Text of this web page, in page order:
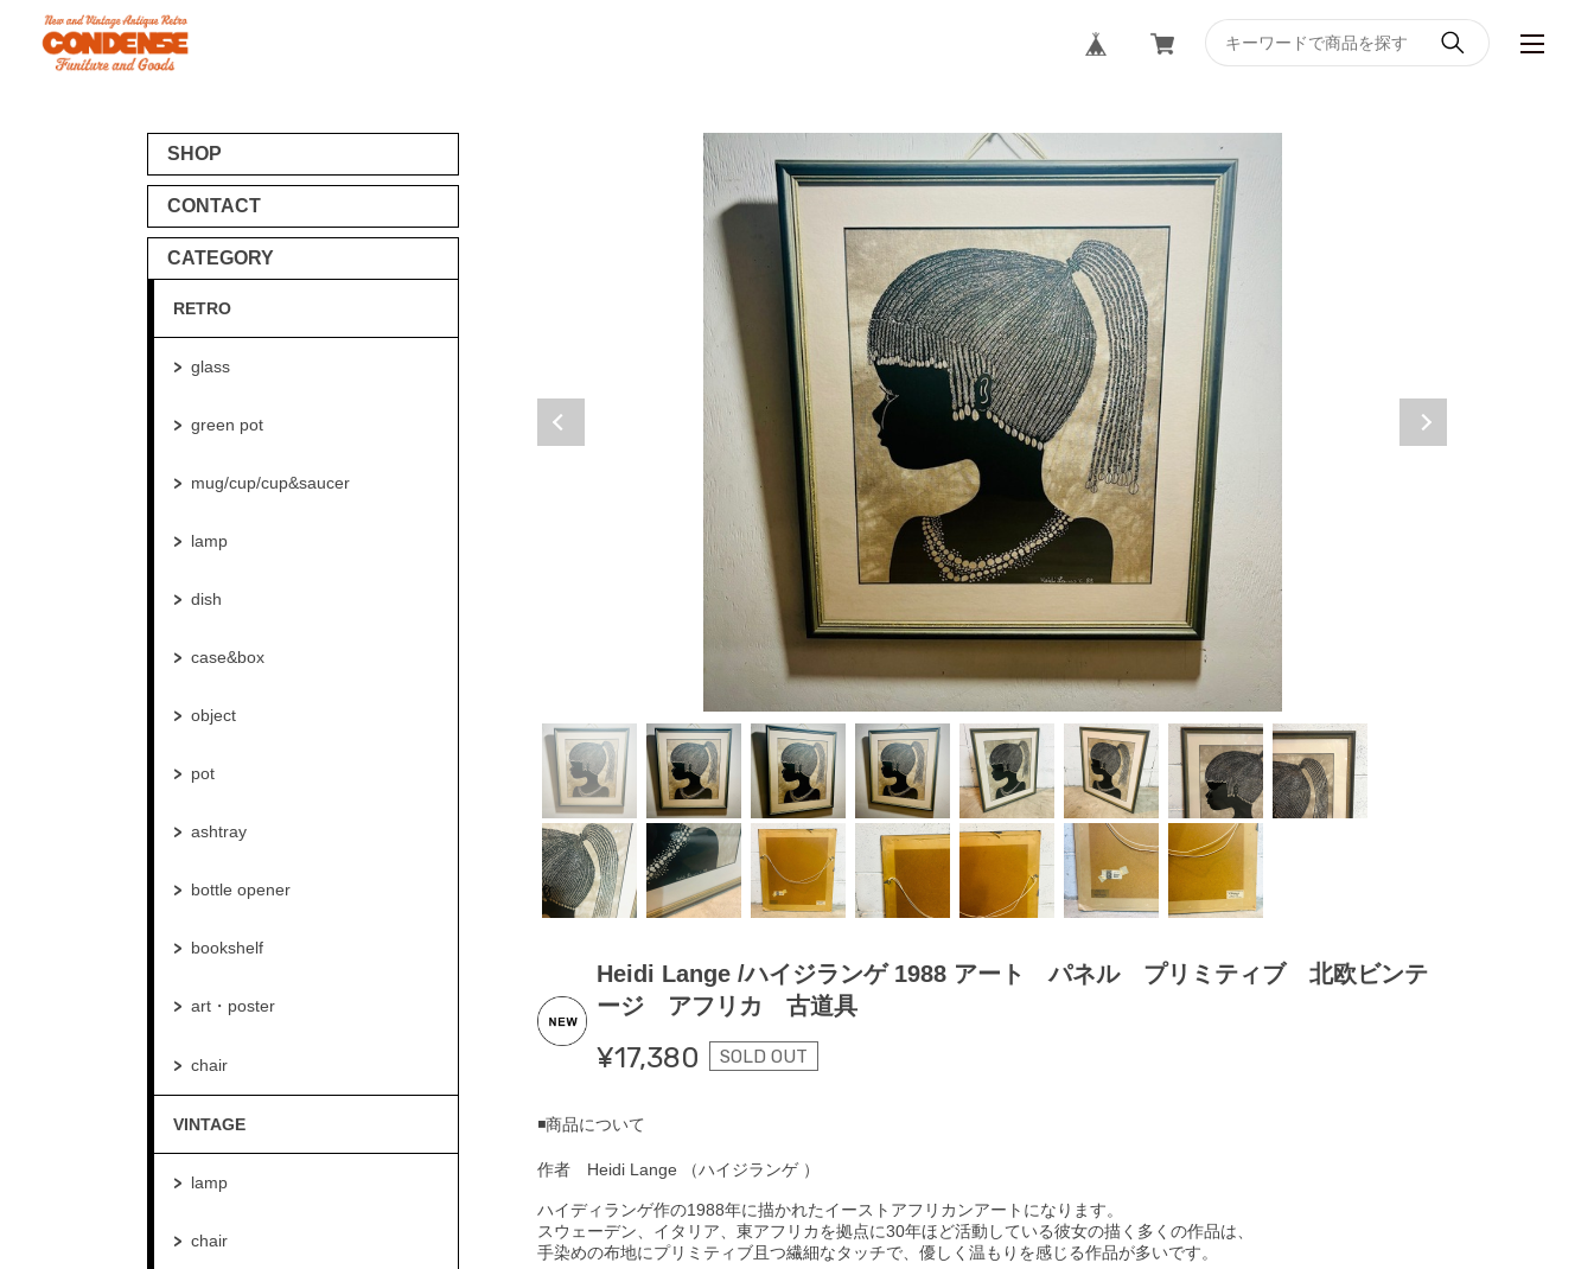
SHOP
CONTACT
CATEGORY
RETRO
glass
green pot
mug/cup/cup&saucer
lamp
dish
case&box
object
pot
ashtray
bottle opener
bookshelf
art・poster
chair
VINTAGE
lamp
chair
Heidi Lange /ハイジランゲ 1988 アート パネル プリミティブ 北欧ビンテ
ージ アフリカ 古道具
¥17,380 SOLD OUT
◾️商品について
作者 Heidi Lange （ハイジランゲ ）
ハイディランゲ作の1988年に描かれたイーストアフリカンアートになります。
スウェーデン、イタリア、東アフリカを拠点に30年ほど活動している彼女の描く多くの作品は、
手染めの布地にプリミティブ且つ繊細なタッチで、優しく温もりを感じる作品が多いです。